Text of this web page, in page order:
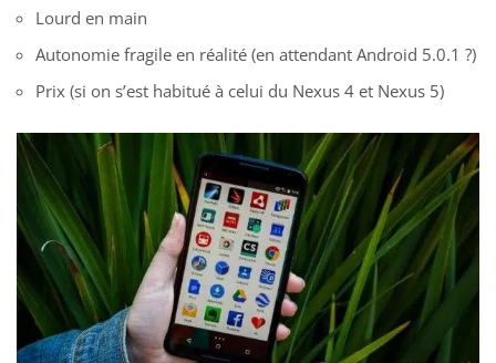
Lourd en main
Autonomie fragile en réalité (en attendant Android 5.0.1 ?)
Prix (si on s’est habitué à celui du Nexus 4 et Nexus 5)